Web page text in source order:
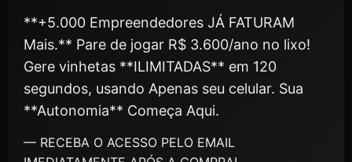
**+5.000 Empreendedores JÁ FATURAM
Mais.** Pare de jogar R$ 3.600/ano no lixo!
Gere vinhetas **ILIMITADAS** em 120
segundos, usando Apenas seu celular. Sua
**Autonomia** Começa Aqui.
— RECEBA O ACESSO PELO EMAIL